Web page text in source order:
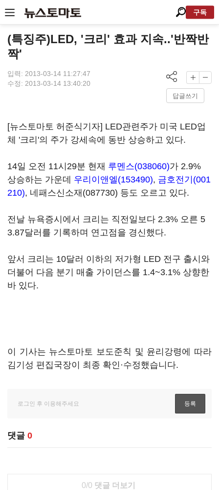
구독
(특징주)LED, '크리' 효과 지속..'반짝반
짝'
입력: 2013-03-14 11:27:47
수정: 2013-03-14 13:40:20
답글쓰기
[뉴스토마토 허준식기자] LED관련주가 미국 LED업
체 '크리'의 주가 강세속에 동반 상승하고 있다.
14일 오전 11시29분 현재 루멘스(038060)가 2.9%
상승하는 가운데 우리이앤엘(153490), 금호전기(001
210), 네패스신소재(087730) 등도 오르고 있다.
전날 뉴욕증시에서 크리는 직전일보다 2.3% 오른 5
3.87달러를 기록하며 연고점을 경신했다.
앞서 크리는 10달러 이하의 저가형 LED 전구 출시와
더불어 다음 분기 매출 가이던스를 1.4~3.1% 상향한
바 있다.
이 기사는 뉴스토마토 보도준칙 및 윤리강령에 따라
김기성 편집국장이 최종 확인·수정했습니다.
댓글 0
0/0 댓글 더보기